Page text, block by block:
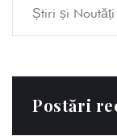
Știri și Noutăți
Postări